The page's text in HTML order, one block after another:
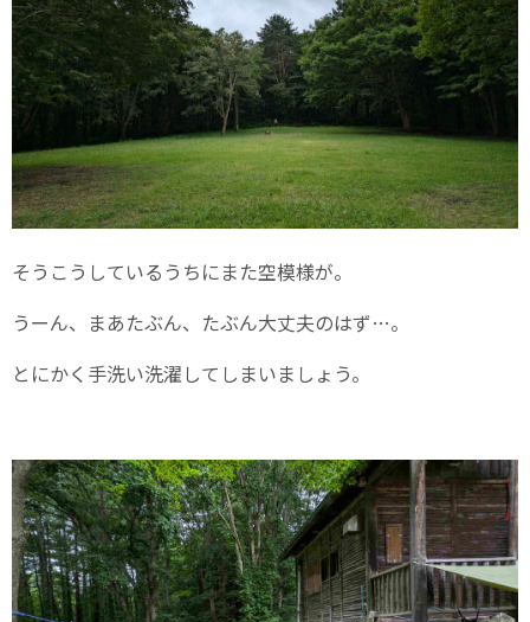
そうこうしているうちにまた空模様が。
うーん、まあたぶん、たぶん大丈夫のはず…。
とにかく手洗い洗濯してしまいましょう。